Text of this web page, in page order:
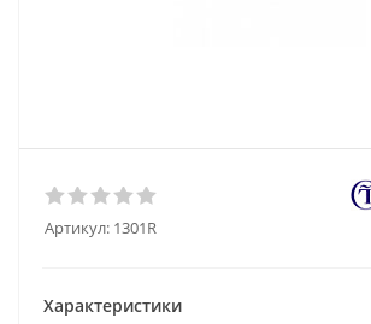
Артикул: 1301R
Характеристики